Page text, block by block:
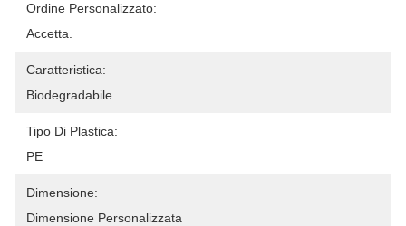
Ordine Personalizzato:
Accetta.
Caratteristica:
Biodegradabile
Tipo Di Plastica:
PE
Dimensione:
Dimensione Personalizzata